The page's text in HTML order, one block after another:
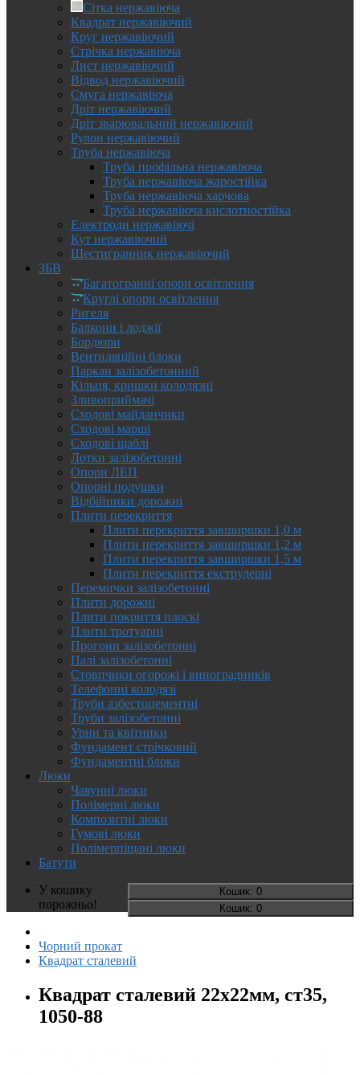
Сітка нержавіюча
Квадрат нержавіючий
Круг нержавіючий
Стрічка нержавіюча
Лист нержавіючий
Відвод нержавіючий
Смуга нержавіюча
Дріт нержавіючий
Дріт зварювальний нержавіючий
Рулон нержавіючий
Труба нержавіюча
Труба профільна нержавіюча
Труба нержавіюча жаростійка
Труба нержавіюча харчова
Труба нержавіюча кислотностійка
Електроди нержавіючі
Кут нержавіючий
Шестигранник нержавіючий
ЗБВ
Багатогранні опори освітлення
Круглі опори освітлення
Ригеля
Балкони і лоджії
Бордюри
Вентиляційні блоки
Паркан залізобетонний
Кільця, кришки колодязні
Зливоприймачі
Сходові майданчики
Сходові марші
Сходові щаблі
Лотки залізобетонні
Опори ЛЕП
Опорні подушки
Відбійники дорожні
Плити перекриття
Плити перекриття завширшки 1,0 м
Плити перекриття завширшки 1,2 м
Плити перекриття завширшки 1,5 м
Плити перекриття екструдерні
Перемички залізобетонні
Плити дорожні
Плити покриття плоскі
Плити тротуарні
Прогони залізобетонні
Палі залізобетонні
Стовпчики огорожі і виноградників
Телефонні колодязі
Труби азбестоцементні
Труби залізобетонні
Урни та квітники
Фундамент стрічковий
Фундаментні блоки
Люки
Чавунні люки
Полімерні люки
Композитні люки
Гумові люки
Полімерпіщані люки
Батути
Кошик: 0
Кошик: 0
У кошику
порожньо!
Чорний прокат
Квадрат сталевий
Квадрат сталевий 22х22мм, ст35,
1050-88